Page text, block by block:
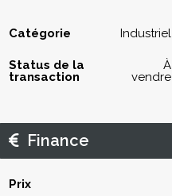
Catégorie Industriel
Status de la
transaction
À
vendre
Finance
Prix